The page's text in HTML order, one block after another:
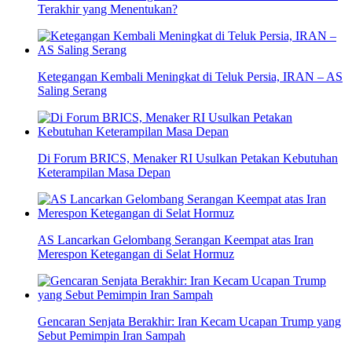
Terakhir yang Menentukan?
Ketegangan Kembali Meningkat di Teluk Persia, IRAN – AS
Saling Serang
Di Forum BRICS, Menaker RI Usulkan Petakan Kebutuhan
Keterampilan Masa Depan
AS Lancarkan Gelombang Serangan Keempat atas Iran
Merespon Ketegangan di Selat Hormuz
Gencaran Senjata Berakhir: Iran Kecam Ucapan Trump yang
Sebut Pemimpin Iran Sampah